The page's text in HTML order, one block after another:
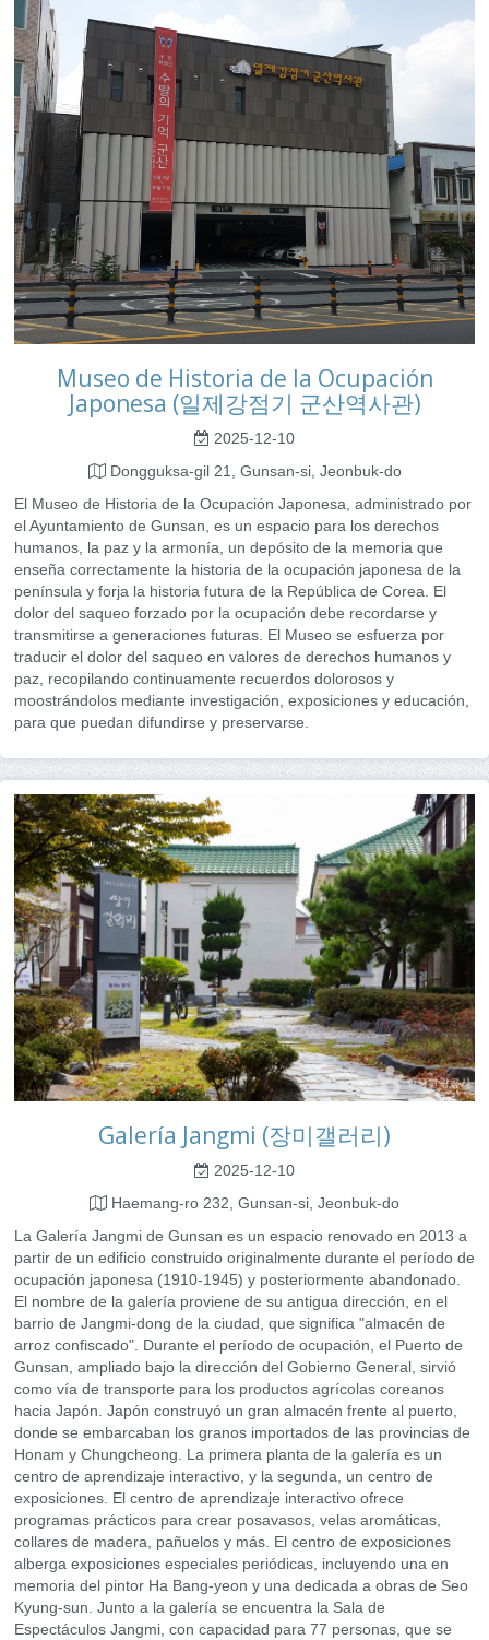
Museo de Historia de la Ocupación
Japonesa (일제강점기 군산역사관)
2025-12-10
Dongguksa-gil 21, Gunsan-si, Jeonbuk-do
El Museo de Historia de la Ocupación Japonesa, administrado por
el Ayuntamiento de Gunsan, es un espacio para los derechos
humanos, la paz y la armonía, un depósito de la memoria que
enseña correctamente la historia de la ocupación japonesa de la
península y forja la historia futura de la República de Corea. El
dolor del saqueo forzado por la ocupación debe recordarse y
transmitirse a generaciones futuras. El Museo se esfuerza por
traducir el dolor del saqueo en valores de derechos humanos y
paz, recopilando continuamente recuerdos dolorosos y
moostrándolos mediante investigación, exposiciones y educación,
para que puedan difundirse y preservarse.
Galería Jangmi (장미갤러리)
2025-12-10
Haemang-ro 232, Gunsan-si, Jeonbuk-do
La Galería Jangmi de Gunsan es un espacio renovado en 2013 a
partir de un edificio construido originalmente durante el período de
ocupación japonesa (1910-1945) y posteriormente abandonado.
El nombre de la galería proviene de su antigua dirección, en el
barrio de Jangmi-dong de la ciudad, que significa "almacén de
arroz confiscado". Durante el período de ocupación, el Puerto de
Gunsan, ampliado bajo la dirección del Gobierno General, sirvió
como vía de transporte para los productos agrícolas coreanos
hacia Japón. Japón construyó un gran almacén frente al puerto,
donde se embarcaban los granos importados de las provincias de
Honam y Chungcheong. La primera planta de la galería es un
centro de aprendizaje interactivo, y la segunda, un centro de
exposiciones. El centro de aprendizaje interactivo ofrece
programas prácticos para crear posavasos, velas aromáticas,
collares de madera, pañuelos y más. El centro de exposiciones
alberga exposiciones especiales periódicas, incluyendo una en
memoria del pintor Ha Bang-yeon y una dedicada a obras de Seo
Kyung-sun. Junto a la galería se encuentra la Sala de
Espectáculos Jangmi, con capacidad para 77 personas, que se